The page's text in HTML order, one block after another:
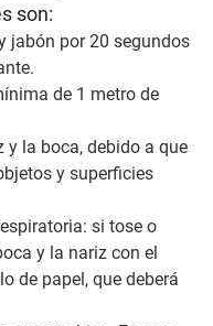
son:
jabón por 20 segundos
de 1 metro de
y la boca, debido a que
y superficies
si tose o
y la nariz con el
de papel, que deberá